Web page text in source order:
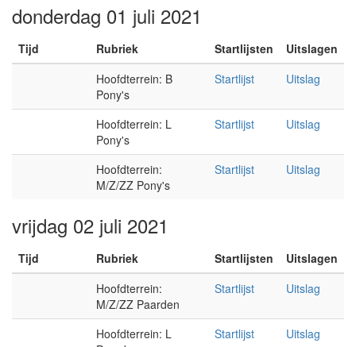
donderdag 01 juli 2021
Tijd Rubriek Startlijsten
Uitslagen
Hoofdterrein: B
Pony's
Startlijst Uitslag
Hoofdterrein: L
Pony's
Startlijst Uitslag
Hoofdterrein:
M/Z/ZZ Pony's
Startlijst Uitslag
vrijdag 02 juli 2021
Tijd Rubriek Startlijsten
Uitslagen
Hoofdterrein:
M/Z/ZZ Paarden
Startlijst Uitslag
Hoofdterrein: L
Startlijst Uitslag